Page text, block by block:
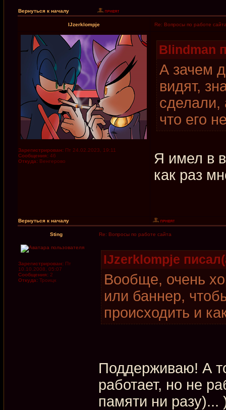
Вернуться к началу
IJzerklompje Re: Вопросы по работе
Зарегистрирован: Пт 24.02.2023, 19:11
Сообщения: 46
Откуда: Венгерово
Blindman
А зачем
видят,
сделали,
что его
Я имел в
как раз
Вернуться к началу
Sting Re: Вопросы по работе сайта
Зарегистрирован: Пт
10.10.2008, 05:07
Сообщения: 2
Откуда: Троицк
IJzerklompje
Вообще, очень
или баннер,
происходить и
Поддерживаю! А
работает, но не
памяти ни разу)...